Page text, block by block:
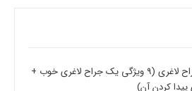
بهترین جراح لاغری (9 ویژگی یک جراح لاغری خوب +
کردن آن)